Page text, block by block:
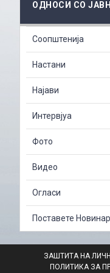
ОДНОСИ СО
Соопштенија
Настани
Најави
Интервјуа
Фото
Видео
Огласи
Поставете
ЗАШТИТА НА
ПОЛИТИКА ЗА